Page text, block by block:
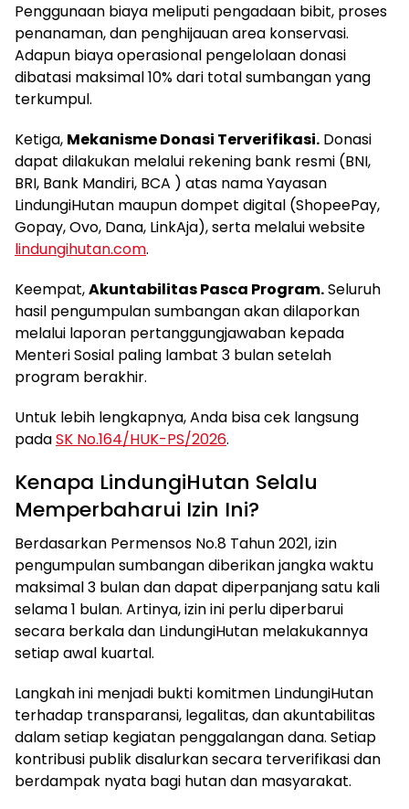
Penggunaan biaya meliputi pengadaan bibit, proses
penanaman, dan penghijauan area konservasi.
Adapun biaya operasional pengelolaan donasi
dibatasi maksimal 10% dari total sumbangan yang
terkumpul.
Ketiga, Mekanisme Donasi Terverifikasi. Donasi
dapat dilakukan melalui rekening bank resmi (BNI,
BRI, Bank Mandiri, BCA ) atas nama Yayasan
LindungiHutan maupun dompet digital (ShopeePay,
Gopay, Ovo, Dana, LinkAja), serta melalui website
lindungihutan.com.
Keempat,Akuntabilitas Pasca Program.Seluruh
hasil pengumpulan sumbangan akan dilaporkan
melalui laporan pertanggungjawaban kepada
Menteri Sosial paling lambat 3 bulan setelah
program berakhir.
Untuk lebih lengkapnya, Anda bisa cek langsung
padaSK No.164/HUK-PS/2026.
Kenapa LindungiHutan Selalu
Memperbaharui Izin Ini?
Berdasarkan Permensos No.8 Tahun 2021, izin
pengumpulan sumbangan diberikan jangka waktu
maksimal 3 bulan dan dapat diperpanjang satu kali
selama 1 bulan. Artinya, izin ini perlu diperbarui
secara berkala dan LindungiHutan melakukannya
setiap awal kuartal.
Langkah ini menjadi bukti komitmen LindungiHutan
terhadap transparansi, legalitas, dan akuntabilitas
dalam setiap kegiatan penggalangan dana. Setiap
kontribusi publik disalurkan secara terverifikasi dan
berdampak nyata bagi hutan dan masyarakat.